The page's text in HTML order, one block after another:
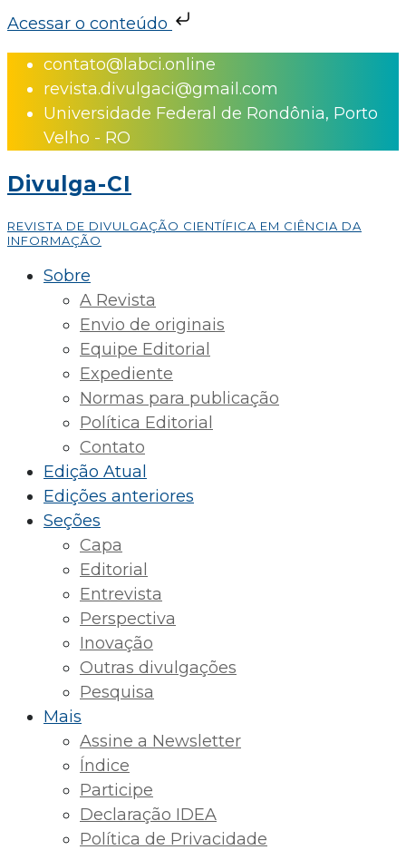
Acessar o conteúdo
Skip
content
contato@labci.online
revista.divulgaci@gmail.com
Universidade Federal de Rondônia, Porto
Velho - RO
Divulga-CI
REVISTA DE DIVULGAÇÃO CIENTÍFICA EM CIÊNCIA DA
INFORMAÇÃO
Sobre
A Revista
Envio de originais
Equipe Editorial
Expediente
Normas para publicação
Política Editorial
Contato
Edição Atual
Edições anteriores
Seções
Capa
Editorial
Entrevista
Perspectiva
Inovação
Outras divulgações
Pesquisa
Mais
Assine a Newsletter
Índice
Participe
Declaração IDEA
Política de Privacidade